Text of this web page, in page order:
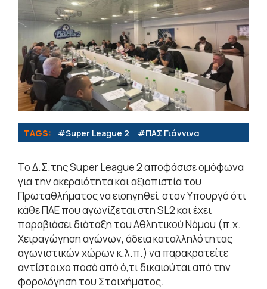
TAGS: #Super League 2 #ΠΑΣ Γιάννινα
Το Δ.Σ.της Super League 2 αποφάσισε ομόφωνα
για την ακεραιότητα και αξιοπιστία του
Πρωταθλήματος να εισηγηθεί στον Υπουργό ότι
κάθε ΠΑΕ που αγωνίζεται στη SL2 και έχει
παραβιάσει διάταξη του Αθλητικού Νόμου (π.χ.
Χειραγώγηση αγώνων, άδεια καταλληλότητας
αγωνιστικών χώρων κ.λ.π.) να παρακρατείτε
αντίστοιχο ποσό από ό,τι δικαιούται από την
φορολόγηση του Στοιχήματος.